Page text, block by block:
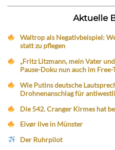
Aktuelle
Waltrop als Negativbeispiel:
statt zu pflegen
„Fritz Litzmann, mein Vater
Pause-Doku nun auch im Free-
Wie Putins deutsche
Drohnenanschlag für
Die 542. Cranger Kirmes hat
Eivør live in Münster
Der Ruhrpilot